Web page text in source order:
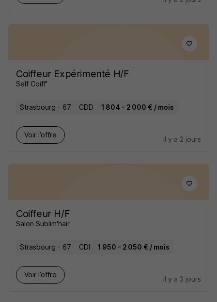
Coiffeur Expérimenté H/F
Self Coiff'
Strasbourg - 67 CDD 1 804 - 2 000 € / mois
Voir l’offre
il y a 2 jours
Coiffeur H/F
Salon Sublim'hair
Strasbourg - 67 CDI 1 950 - 2 050 € / mois
Voir l’offre
il y a 3 jours